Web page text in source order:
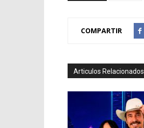
COMPARTIR
Articulos Relacionados